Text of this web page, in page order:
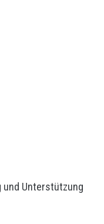
und Unterstützung